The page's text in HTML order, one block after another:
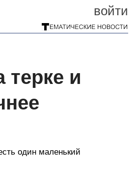
войти
терке и
один маленький